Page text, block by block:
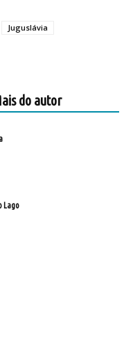
Juguslávia
do autor
Lago